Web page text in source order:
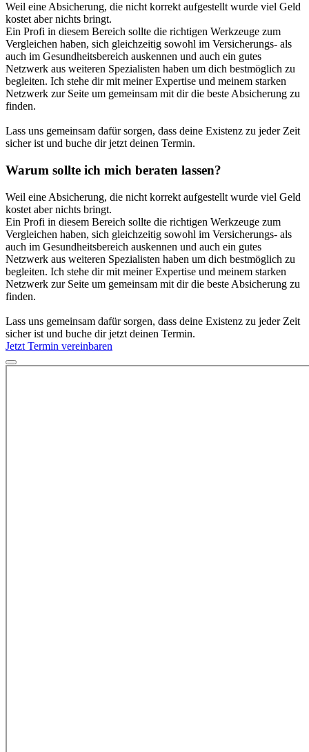
Weil eine Absicherung, die nicht korrekt aufgestellt wurde viel Geld
kostet aber nichts bringt.
Ein Profi in diesem Bereich sollte die richtigen Werkzeuge zum
Vergleichen haben, sich gleichzeitig sowohl im Versicherungs- als
auch im Gesundheitsbereich auskennen und auch ein gutes
Netzwerk aus weiteren Spezialisten haben um dich bestmöglich zu
begleiten. Ich stehe dir mit meiner Expertise und meinem starken
Netzwerk zur Seite um gemeinsam mit dir die beste Absicherung zu
finden.
Lass uns gemeinsam dafür sorgen, dass deine Existenz zu jeder Zeit
sicher ist und buche dir jetzt deinen Termin.
Warum sollte ich mich beraten lassen?
Weil eine Absicherung, die nicht korrekt aufgestellt wurde viel Geld
kostet aber nichts bringt.
Ein Profi in diesem Bereich sollte die richtigen Werkzeuge zum
Vergleichen haben, sich gleichzeitig sowohl im Versicherungs- als
auch im Gesundheitsbereich auskennen und auch ein gutes
Netzwerk aus weiteren Spezialisten haben um dich bestmöglich zu
begleiten. Ich stehe dir mit meiner Expertise und meinem starken
Netzwerk zur Seite um gemeinsam mit dir die beste Absicherung zu
finden.
Lass uns gemeinsam dafür sorgen, dass deine Existenz zu jeder Zeit
sicher ist und buche dir jetzt deinen Termin.
Jetzt Termin vereinbaren